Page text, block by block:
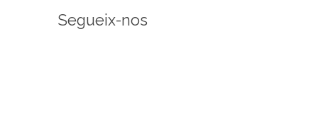
Segueix-nos